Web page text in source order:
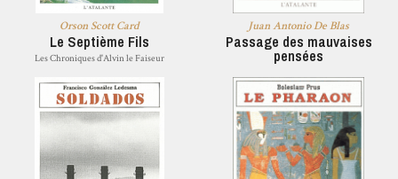
Orson Scott Card
Le Septième Fils
Les Chroniques d'Alvin le Faiseur
Juan Antonio De Blas
Passage des mauvaises
pensées